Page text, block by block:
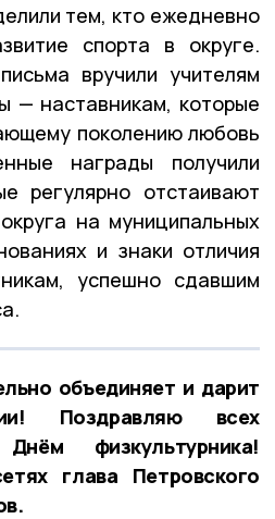
тем, кто ежедневно
спорта в округе.
вручили учителям
— наставникам, которые
поколению любовь
награды получили
регулярно отстаивают
на муниципальных
и знаки отличия
успешно сдавшим
объединяет и дарит
Поздравляю всех
физкультурника!
глава Петровского